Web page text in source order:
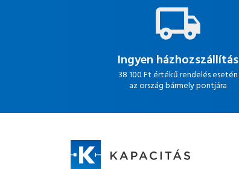
Ingyen házhozszállítás
38 100 Ft értékű rendelés esetén
az ország bármely pontjára